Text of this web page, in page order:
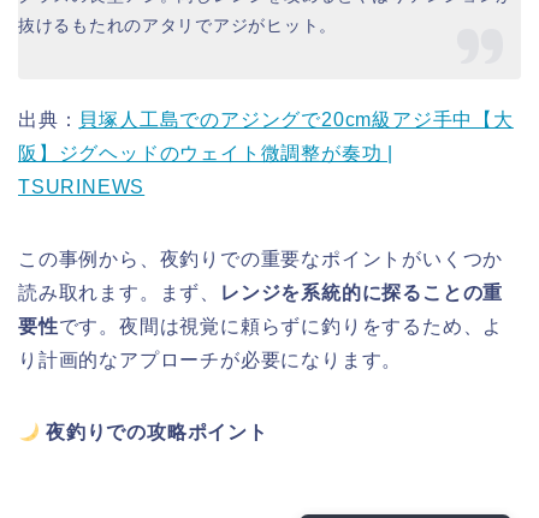
抜けるもたれのアタリでアジがヒット。
出典： 貝塚人工島でのアジングで20cm級アジ手中【大
阪】ジグヘッドのウェイト微調整が奏功 |
TSURINEWS
この事例から、夜釣りでの重要なポイントがいくつか
読み取れます。まず、
レンジを系統的に探ることの重
要性です。夜間は視覚に頼らずに釣りをするため、よ
り計画的なアプローチが必要になります。
夜釣りでの攻略ポイント